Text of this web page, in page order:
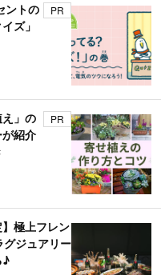
ントの
ズ」
PR
」の
紹介
PR
極上フレン
ジュアリー
♪